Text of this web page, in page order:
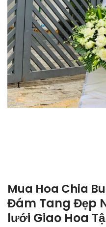
Mua Hoa Chia
Đám Tang Đẹp
lưới Giao Hoa